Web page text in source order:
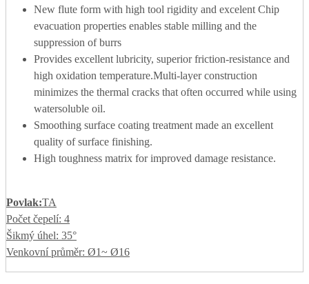
New flute form with high tool rigidity and excelent Chip
evacuation properties enables stable milling and the
suppression of burrs
Provides excellent lubricity, superior friction-resistance and
high oxidation temperature.Multi-layer construction
minimizes the thermal cracks that often occurred while using
watersoluble oil.
Smoothing surface coating treatment made an excellent
quality of surface finishing.
High toughness matrix for improved damage resistance.
Povlak:TA
Počet čepelí: 4
Šikmý úhel: 35°
Venkovní průměr: Ø1~ Ø16